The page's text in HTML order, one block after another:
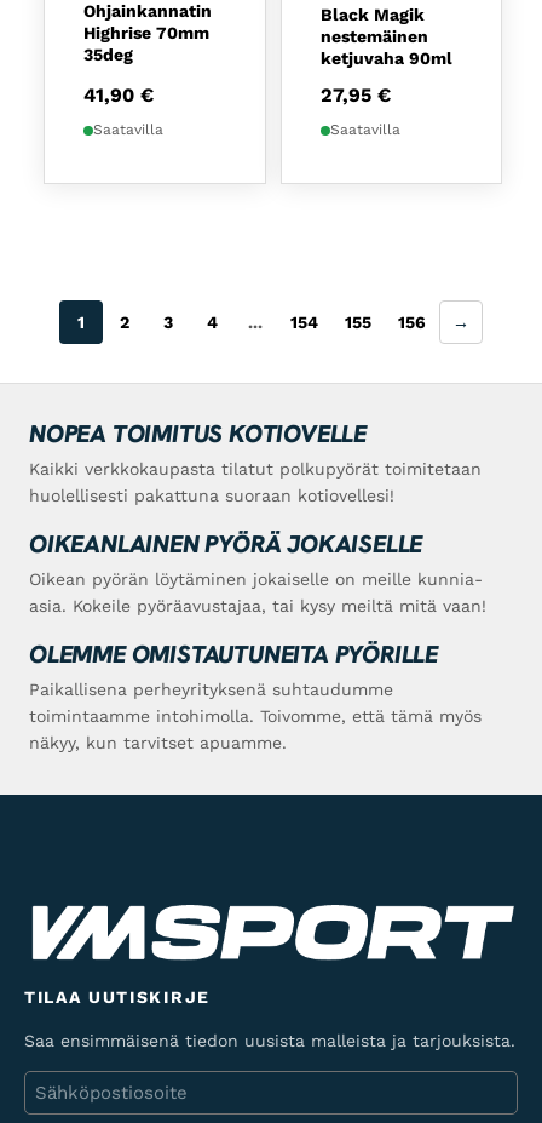
Ohjainkannatin
Highrise 70mm
35deg
41,90 €
Saatavilla
Black Magik
nestemäinen
ketjuvaha 90ml
27,95 €
Saatavilla
1 2 3 4 ... 154 155 156 →
NOPEA TOIMITUS KOTIOVELLE
Kaikki verkkokaupasta tilatut polkupyörät toimitetaan
huolellisesti pakattuna suoraan kotiovellesi!
OIKEANLAINEN PYÖRÄ JOKAISELLE
Oikean pyörän löytäminen jokaiselle on meille kunnia-
asia. Kokeile pyöräavustajaa, tai kysy meiltä mitä vaan!
OLEMME OMISTAUTUNEITA PYÖRILLE
Paikallisena perheyrityksenä suhtaudumme
toimintaamme intohimolla. Toivomme, että tämä myös
näkyy, kun tarvitset apuamme.
TILAA UUTISKIRJE
Saa ensimmäisenä tiedon uusista malleista ja tarjouksista.
Sähköposti